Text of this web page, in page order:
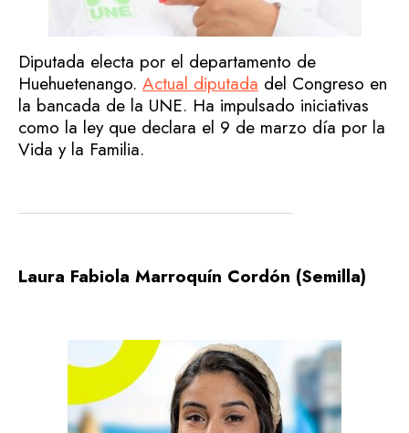
Diputada electa por el departamento de
Huehuetenango. Actual diputada del Congreso en
la bancada de la UNE. Ha impulsado iniciativas
como la ley que declara el 9 de marzo día por la
Vida y la Familia.
Laura Fabiola Marroquín Cordón (Semilla)